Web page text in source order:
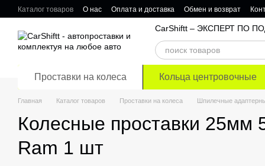
Перейти к основному контенту
Каталог товаров О нас Оплата и доставка Обмен и возврат
CarShiftt – ЭКСПЕРТ ПО
Проставки на колеса Кольца центровочные
Главная Каталог товаров Проставки на колеса Шпилечные
Колесные проставки 25мм
Ram 1 шт